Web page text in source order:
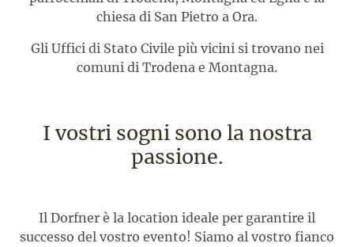
chiesa di San Pietro a Ora.
Gli Uffici di Stato Civile più vicini si trovano nei
comuni di Trodena e Montagna.
I vostri sogni sono la nostra
passione.
Il Dorfner è la location ideale per garantire il
successo del vostro evento! Siamo al vostro fianco